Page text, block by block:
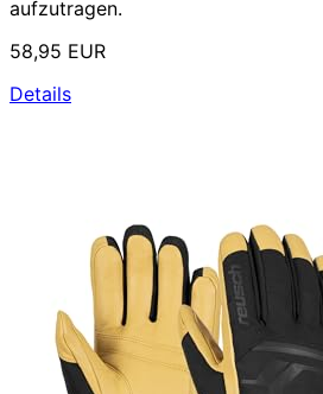
aufzutragen.
58,95 EUR
Details